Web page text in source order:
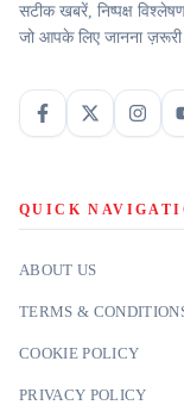
सटीक खबरें, निष्पक्ष
जो आपके लिए जानना ज़रूरी
QUICK
ABOUT US
TERMS &
COOKIE POLICY
PRIVACY POLICY